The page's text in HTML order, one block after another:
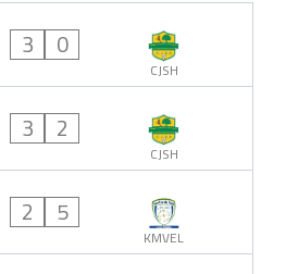
3 0
CJSH
3 2
CJSH
2 5
KMVEL